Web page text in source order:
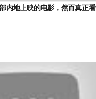
内地上映的电影，然而真正